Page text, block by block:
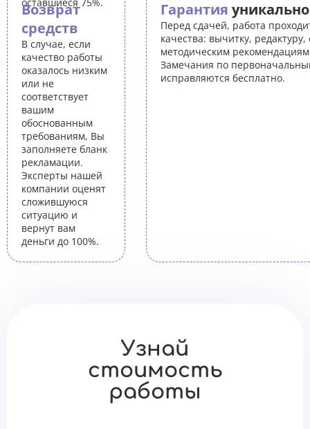
Возврат
средств
В случае, если
качество работы
оказалось низким
или не
соответствует
вашим
обоснованным
требованиям, Вы
заполняете бланк
рекламации.
Эксперты нашей
компании оценят
сложившуюся
ситуацию и
вернут вам
деньги до 100%.
Гарантия
Перед сдачей, работа
качества: вычитку, редактуру,
методическим
Замечания по
исправляются бесплатно.
Узнай
стоимость
работы